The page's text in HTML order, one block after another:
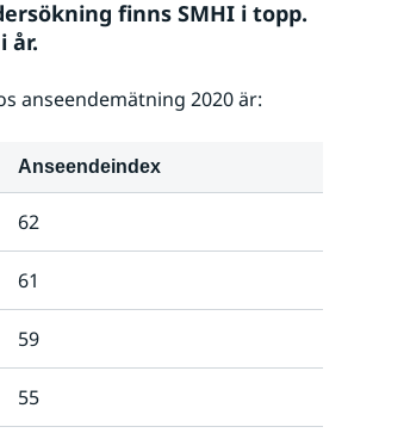
finns SMHI i topp.
år.
anseendemätning 2020 är:
Anseendeindex
62
61
59
55